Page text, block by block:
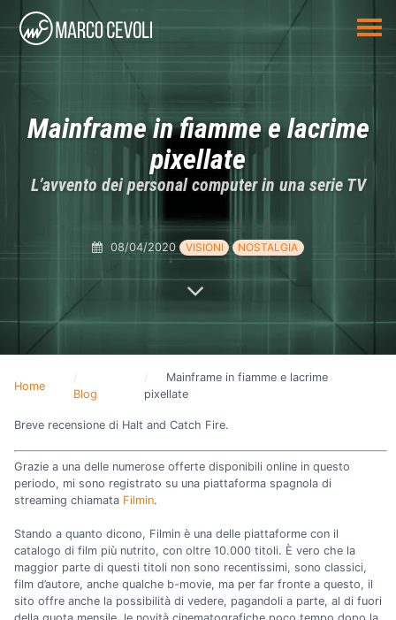
Mainframe in fiamme e lacrime
pixellate
L’avvento dei personal computer in una serie TV
08/04/2020 VISIONI NOSTALGIA
Home
Blog
Mainframe in fiamme e lacrime
pixellate
Breve recensione di Halt and Catch Fire.
Grazie a una delle numerose offerte disponibili online in questo
periodo, mi sono registrato su una piattaforma spagnola di
streaming chiamata Filmin.
Stando a quanto dicono, Filmin è una delle piattaforme con il
catalogo di film più nutrito, con oltre 10.000 titoli. È vero che la
maggior parte di questi titoli non sono recentissimi, sono classici,
film d’autore, anche qualche b-movie, ma per far fronte a questo, il
sito offre anche la possibilità di vedere, pagandoli a parte, al di fuori